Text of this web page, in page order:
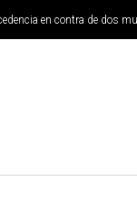
en contra de dos